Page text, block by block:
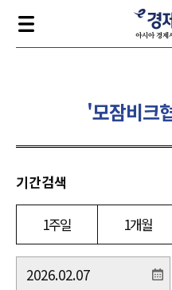
'모잠비크
기간검색
1주일 1개월